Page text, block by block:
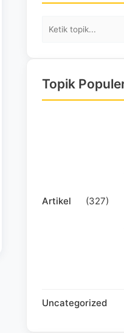
Topik
Artikel (327)
Uncategorized